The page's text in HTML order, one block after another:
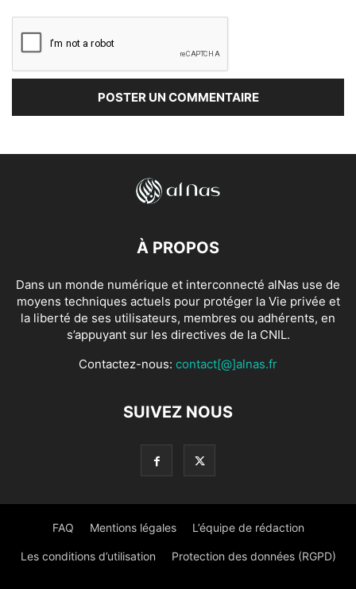
À PROPOS
Dans un monde numérique et interconnecté alNas use de
moyens techniques actuels pour protéger la Vie privée et
la liberté de ses utilisateurs, membres ou adhérents, en
s’appuyant sur les directives de la CNIL.
Contactez-nous: contact[@]alnas.fr
SUIVEZ NOUS
FAQ Mentions légales L’équipe de rédaction
Les conditions d’utilisation Protection des données (RGPD)